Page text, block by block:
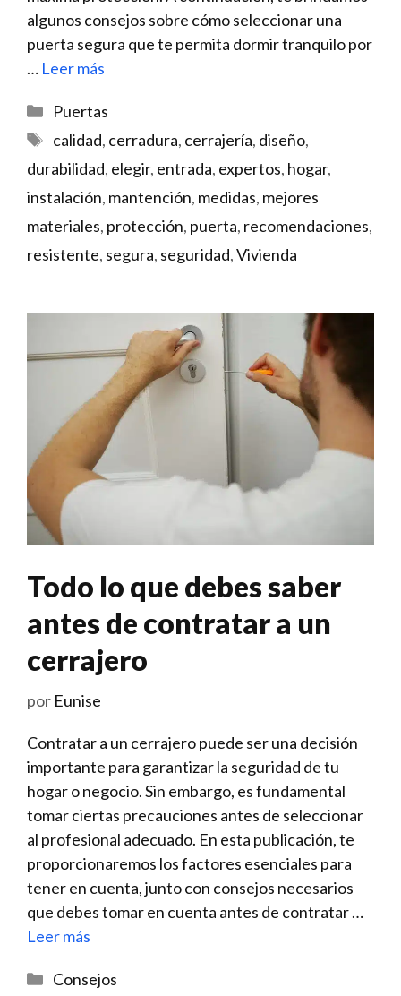
algunos consejos⁣ sobre cómo‍ seleccionar una
puerta segura que te permita dormir tranquilo por
… Leer más
Categorías
Puertas
Etiquetas
calidad, cerradura, cerrajería, diseño,
durabilidad, elegir, entrada, expertos, hogar,
instalación, mantención, medidas, mejores
materiales, protección, puerta, recomendaciones,
resistente, segura, seguridad,Vivienda
Todo lo que debes saber
antes de contratar a un
cerrajero
por Eunise
Contratar a un cerrajero‌ puede ser una decisión
⁢importante para garantizar la seguridad de tu
hogar o negocio. Sin embargo, es fundamental
tomar ciertas precauciones antes de seleccionar
al profesional adecuado. En esta publicación, te
proporcionaremos los factores esenciales para
tener en cuenta, junto con consejos necesarios
que debes tomar en cuenta antes de contratar …
Leer más
Categorías
Consejos